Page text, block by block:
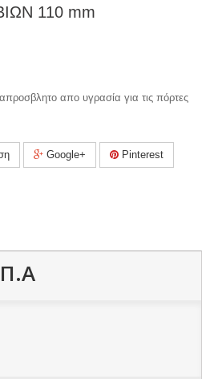
110 mm
απο υγρασία για τις πόρτες
Google+ Pinterest